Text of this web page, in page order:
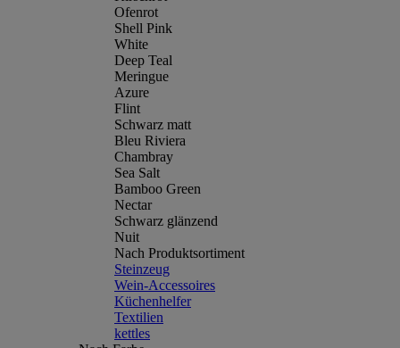
Ofenrot
Shell Pink
White
Deep Teal
Meringue
Azure
Flint
Schwarz matt
Bleu Riviera
Chambray
Sea Salt
Bamboo Green
Nectar
Schwarz glänzend
Nuit
Nach Produktsortiment
Steinzeug
Wein-Accessoires
Küchenhelfer
Textilien
kettles